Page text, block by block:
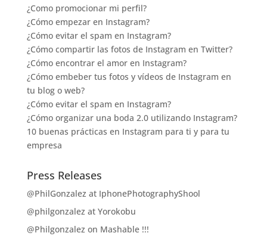
¿Como promocionar mi perfil?
¿Cómo empezar en Instagram?
¿Cómo evitar el spam en Instagram?
¿Cómo compartir las fotos de Instagram en Twitter?
¿Cómo encontrar el amor en Instagram?
¿Cómo embeber tus fotos y vídeos de Instagram en
tu blog o web?
¿Cómo evitar el spam en Instagram?
¿Cómo organizar una boda 2.0 utilizando Instagram?
10 buenas prácticas en Instagram para ti y para tu
empresa
Press Releases
@PhilGonzalez at IphonePhotographyShool
@philgonzalez at Yorokobu
@Philgonzalez on Mashable !!!